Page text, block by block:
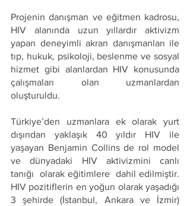
Projenin danışman ve eğitmen kadrosu,
HIV alanında uzun yıllardır aktivizm
yapan deneyimli akran danışmanları ile
tıp, hukuk, psikoloji, beslenme ve sosyal
hizmet gibi alanlardan HIV konusunda
çalışmaları olan uzmanlardan
oluşturuldu.
Türkiye’den uzmanlara ek olarak yurt
dışından yaklaşık 40 yıldır HIV ile
yaşayan Benjamin Collins de rol model
ve dünyadaki HIV aktivizmini canlı
tanığı  olarak eğitimlere  dahil edilmiştir.
HIV pozitiflerin en yoğun olarak yaşadığı
3 şehirde (İstanbul, Ankara ve İzmir)